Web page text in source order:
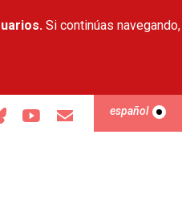
Si continúas
español